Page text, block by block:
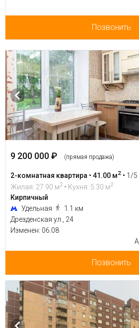
Позвонить
9 200 000 ₽ (прямая продажа)
2-комнатная квартира • 41.00 м2 • 1/5
Жилая: 27.90 м2 • Кухня: 5.30 м2
Кирпичный
Удельная
1.1 км
Дрезденская ул., 24
Изменен: 06.08
Позвонить